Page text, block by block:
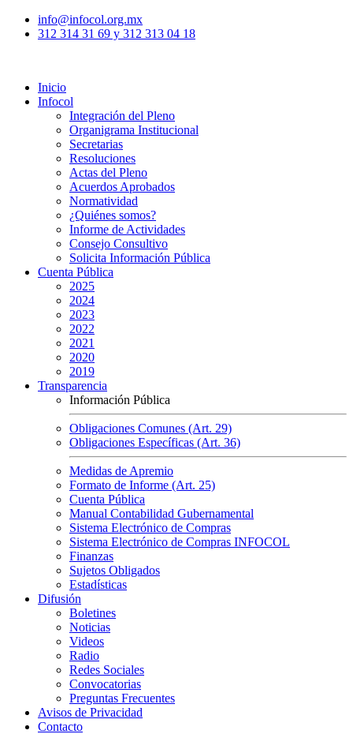
info@infocol.org.mx
312 314 31 69 y 312 313 04 18
Inicio
Infocol
Integración del Pleno
Organigrama Institucional
Secretarias
Resoluciones
Actas del Pleno
Acuerdos Aprobados
Normatividad
¿Quiénes somos?
Informe de Actividades
Consejo Consultivo
Solicita Información Pública
Cuenta Pública
2025
2024
2023
2022
2021
2020
2019
Transparencia
Información Pública
Obligaciones Comunes (Art. 29)
Obligaciones Específicas (Art. 36)
Medidas de Apremio
Formato de Informe (Art. 25)
Cuenta Pública
Manual Contabilidad Gubernamental
Sistema Electrónico de Compras
Sistema Electrónico de Compras INFOCOL
Finanzas
Sujetos Obligados
Estadísticas
Difusión
Boletines
Noticias
Videos
Radio
Redes Sociales
Convocatorias
Preguntas Frecuentes
Avisos de Privacidad
Contacto